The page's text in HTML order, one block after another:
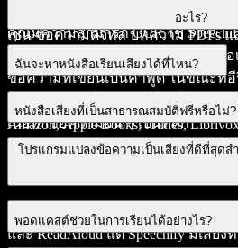
ในการอ่านใน Speechify ได้สูงสุดถึง
เดียวกันกับตำราที่คุณมีในรูปแบบพิม
คุณมีความสามารถ OCR ใช้
ตำราสำหรับตำราที่คุณมีอยู่
อ่านตำราของคุณให้คุณฟังได้ พร้อม
เช่น ข้อความดิจิทัล บทความ PDFs แ
อะไร?
เทคโนโลยีแปลงข้อความเป็นเสียงคื
ข้อความที่เขียนเป็นคำพูด ในขณะที่
แอปพลิเคชันที่ออกแบบมาเพื่อแสดง
เนื้อหาข้อความอื่น ๆ เป็นหลัก
ฉันจะหาหนังสือเรียนเสียงได้ที่ไหน?
คุณสามารถหาหนังสือเสียงและหนังสื
Amazon, Apple Books, iTunes,
Audiobooks บางครั้งผู้ค้าปลีกเหล่า
หนังสือเสียงที่เป็นสาธารณสมบัติฟรีหรือไม่?
ใช่ หนังสือเสียงที่เป็นสาธารณสมบัติ
โปรแกรมแปลงข้อความเป็นเสียงที่ดีที่สุดส
มีโปรแกรมแปลงข้อความเป็นเสียงหล
และ ReadAloud แต่ Speechify มีเสีย
พอดแคสต์ช่วยในการเรียนได้อย่างไร?